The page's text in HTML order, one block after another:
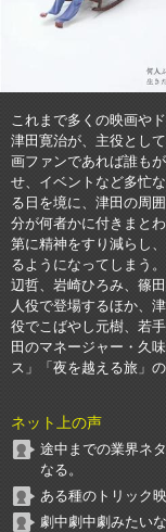
これまで多くの映画や
津田寛治が、主役とし
画ファンであれば誰も
せ、イベントなど多忙
る日を境に、津田の周
分が何者かに付きまと
第に精神をすり減らし
るようになってしまう
辺哲、岩崎ひろみ、篠
人役で登場するほか、
役でこばやし元樹、若
田のマネージャー・久
ス」「夜を越える旅」
ネット上の声
途中までの業界ネ
なる。
ある種のトリック
劇中劇中劇みたい